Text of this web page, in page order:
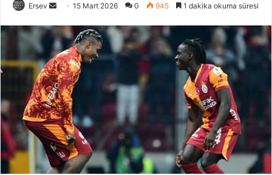
Ersev
Bir
posta
göndermek
15 Mart 2026 0 945 1 dakika okuma süresi